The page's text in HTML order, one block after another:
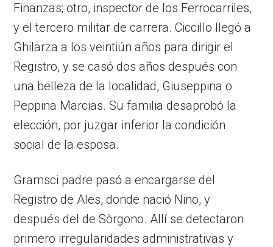
Finanzas; otro, inspector de los Ferrocarriles,
y el tercero militar de carrera. Ciccillo llegó a
Ghilarza a los veintiún años para dirigir el
Registro, y se casó dos años después con
una belleza de la localidad, Giuseppina o
Peppina Marcias. Su familia desaprobó la
elección, por juzgar inferior la condición
social de la esposa.
Gramsci padre pasó a encargarse del
Registro de Ales, donde nació Nino, y
después del de Sòrgono. Allí se detectaron
primero irregularidades administrativas y